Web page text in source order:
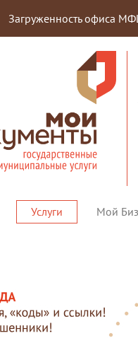
Загруженность офиса
Услуги Мой